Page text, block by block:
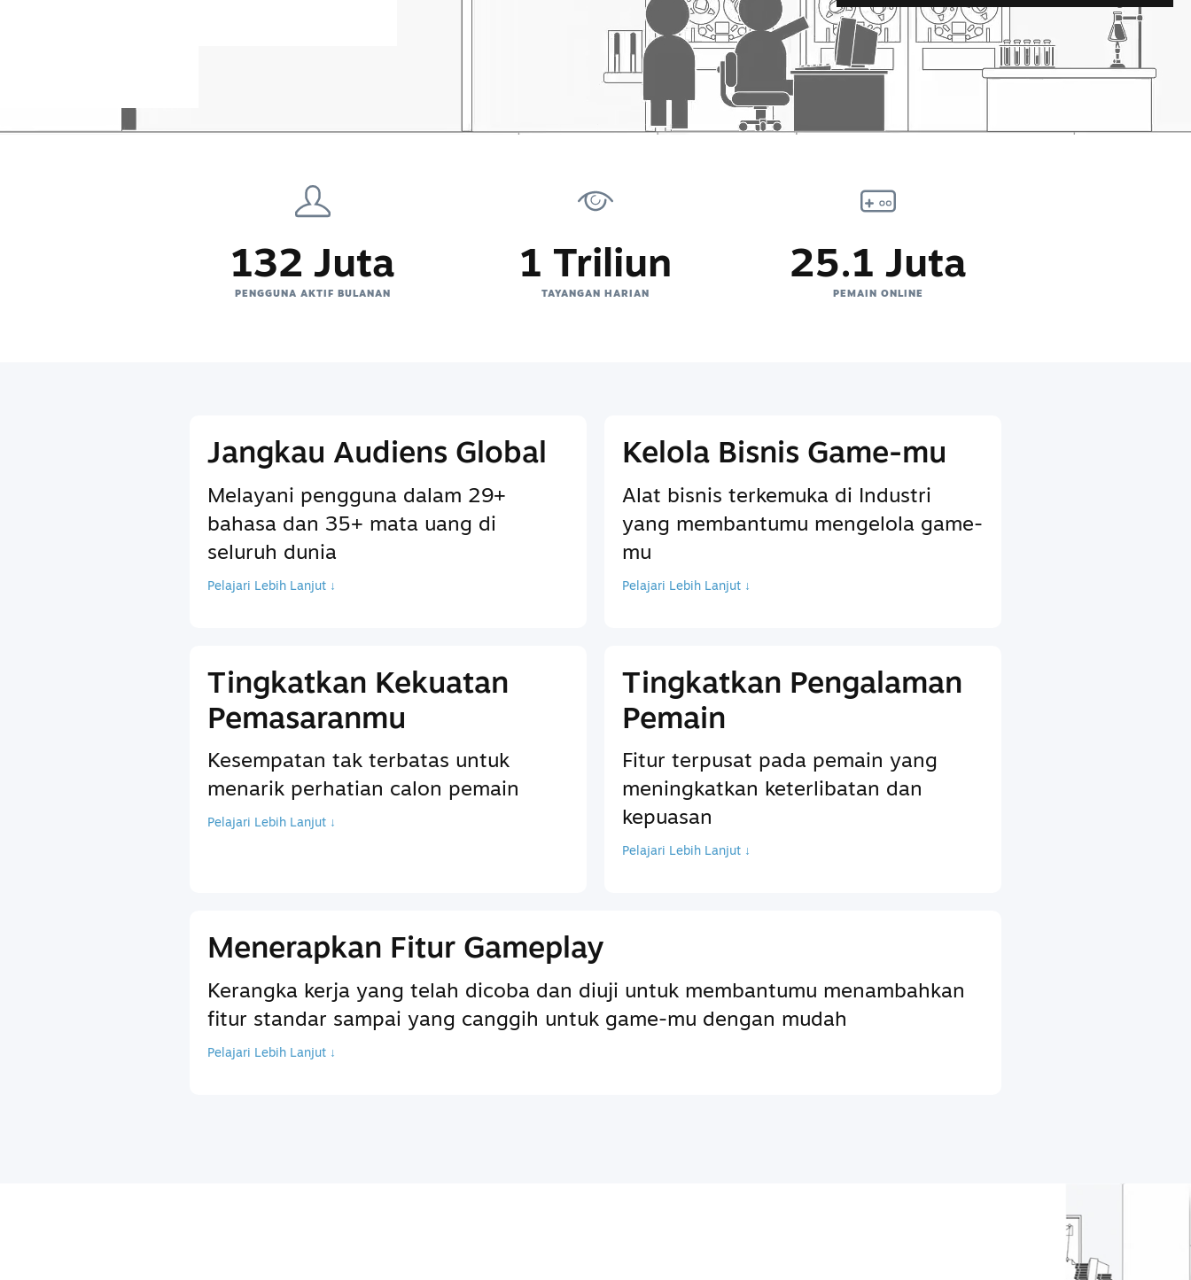
132 Juta
PENGGUNA AKTIF BULANAN
1 Triliun
TAYANGAN HARIAN
25.1 Juta
PEMAIN ONLINE
Jangkau Audiens Global
Melayani pengguna dalam 29+
bahasa dan 35+ mata uang di
seluruh dunia
Pelajari Lebih Lanjut ↓
Kelola Bisnis Game-mu
Alat bisnis terkemuka di Industri
yang membantumu mengelola game-
mu
Pelajari Lebih Lanjut ↓
Tingkatkan Kekuatan
Pemasaranmu
Kesempatan tak terbatas untuk
menarik perhatian calon pemain
Pelajari Lebih Lanjut ↓
Tingkatkan Pengalaman
Pemain
Fitur terpusat pada pemain yang
meningkatkan keterlibatan dan
kepuasan
Pelajari Lebih Lanjut ↓
Menerapkan Fitur Gameplay
Kerangka kerja yang telah dicoba dan diuji untuk membantumu menambahkan
fitur standar sampai yang canggih untuk game-mu dengan mudah
Pelajari Lebih Lanjut ↓